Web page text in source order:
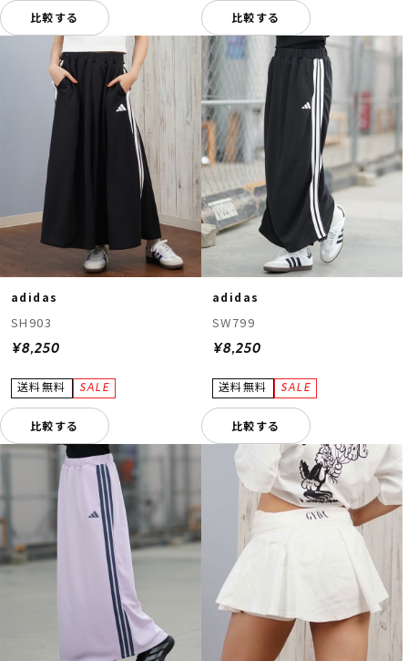
比較する 比較する
adidas
SH903
¥8,250
比較する
adidas
SW799
¥8,250
比較する